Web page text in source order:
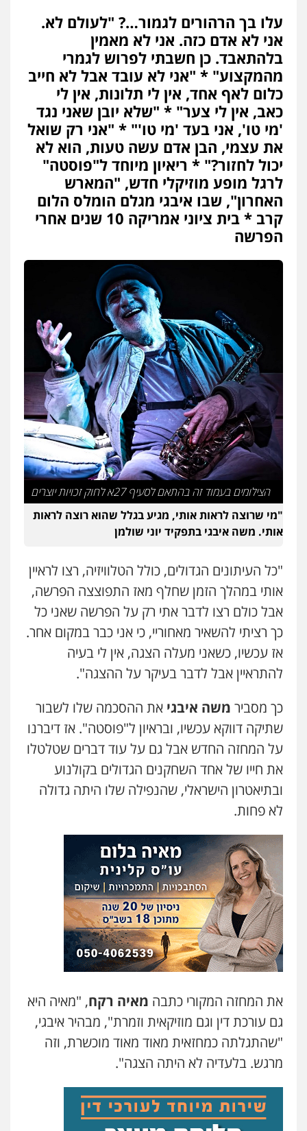
כלכלי הלבנת הון ייעוץ לעורכי
דין
0506216097
עו"ד אביגדור פלדמן
פלילי אסירים צווארון לבן זכויות אדם
0505345826
עו"ד אתנה אדרי
פשיעה חמורה כלכלי פלילי מעצרים
וחקירות עורכי דין לענייני אסירים
0502181995
וחקירות
0523602602
עו"ד עינב יתח
פלילי פשיעה חמורה עורכי דין לענייני
אסירים צבאי
0546364651
עו"ד עמית שלף
פלילי פשיעה חמורה עורכי דין לענייני
אסירים סמים
0542068898
עלו בך הרהורים לגמור…? "לעולם לא.
אני לא אדם כזה. אני לא מאמין
בלהתאבד. כן חשבתי לפרוש לגמרי
מהמקצוע" * "אני לא עובד אבל לא חייב
כלום לאף אחד, אין לי תלונות, אין לי
כאב, אין לי צער" * "שלא יובן שאני נגד
'מי טו', אני בעד 'מי טו'" * "אני רק שואל
את עצמי, הבן אדם עשה טעות, הוא לא
יכול לחזור?" * ריאיון מיוחד ל"פוסטה"
לרגל מופע מוזיקלי חדש, "המארש
האחרון", שבו איבגי מגלם הומלס הלום
קרב * בית ציוני אמריקה 10 שנים אחרי
הפרשה
הצילומים בעמוד זה בהתאם לסעיף 27א לחוק זכויות יוצרים
"מי שרוצה לראות אותי, מגיע בגלל שהוא רוצה לראות
אותי. משה איבגי בתפקיד יוני שולמן
"כל העיתונים הגדולים, כולל הטלוויזיה, רצו לראיין
אותי במהלך הזמן שחלף מאז התפוצצה הפרשה,
אבל כולם רצו לדבר אתי רק על הפרשה שאני כל
כך רציתי להשאיר מאחוריי, כי אני כבר במקום אחר.
אז עכשיו, כשאני מעלה הצגה, אין לי בעיה
להתראיין אבל לדבר בעיקר על ההצגה".
כך מסביר משה איבגי את ההסכמה שלו לשבור
שתיקה דווקא עכשיו, ובראיון ל"פוסטה". אז דיברנו
על המחזה החדש אבל גם על עוד דברים שטלטלו
את חייו של אחד השחקנים הגדולים בקולנוע
ובתיאטרון הישראלי, שהנפילה שלו היתה גדולה
לא פחות.
את המחזה המקורי כתבה מאיה רקח, "מאיה היא
גם עורכת דין וגם מוזיקאית וזמרת", מבהיר איבגי,
"שהתגלתה כמחזאית מאוד מאוד מוכשרת, וזה
מרגש. בלעדיה לא היתה הצגה".